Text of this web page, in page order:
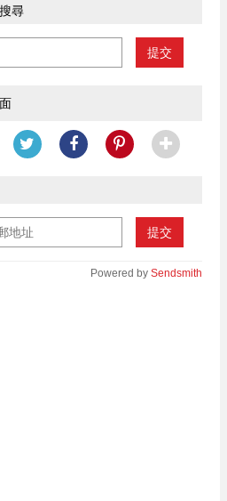
尋
提交
提交
Powered by Sendsmith